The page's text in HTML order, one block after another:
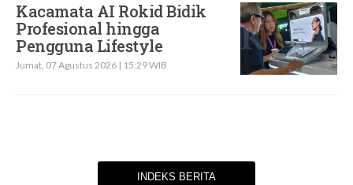
Kacamata AI Rokid Bidik
Profesional hingga
Pengguna Lifestyle
Jumat, 07 Agustus 2026 | 15:29 WIB
INDEKS BERITA